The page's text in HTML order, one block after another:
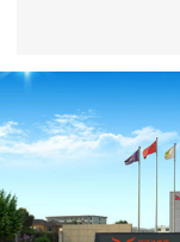
资金1000万元，
司。 公司主要从
制、储、加、用
术、产品的研发、
道路货物运输业
的生产制造由位于